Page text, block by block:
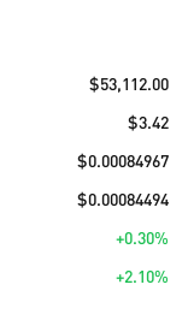
$53,112.00
$3.42
$0.00084967
$0.00084494
+0.30%
+2.10%